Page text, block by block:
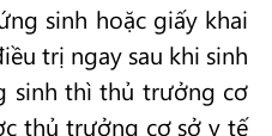
sinh hoặc giấy khai
trị ngay sau khi sinh
sinh thì thủ trưởng cơ
thủ trưởng cơ sở y tế